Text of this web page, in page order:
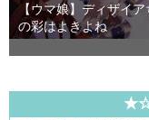
【ウマ娘】ディザイア
の彩はよきよね
★☆